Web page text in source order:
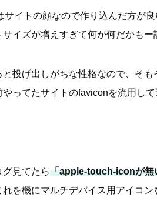
サイトの顔なので作り込んだ方が
サイズが増えすぎて何が何だかもー
と投げ出しがちな性格なので、そ
やってたサイトのfaviconを流用して
グ見てたら「apple-touch-iconが無
を機にマルチデバイス用アイコン